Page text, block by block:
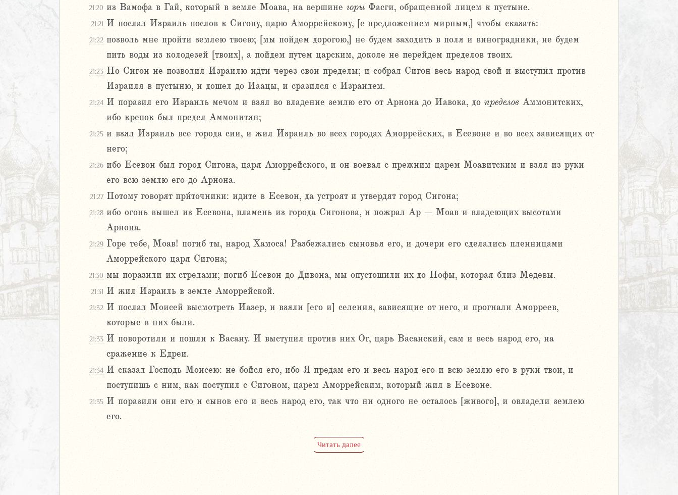
21:20 из Вамофа в Гай, который в земле Моава, на вершине горы Фасги, обращенной лицем к пустыне.
21:21 И послал Израиль послов к Сигону, царю Аморрейскому, [с предложением мирным,] чтобы сказать:
21:22 позволь мне пройти землею твоею; [мы пойдем дорогою,] не будем заходить в поля и виноградники, не будем
пить воды из колодезей [твоих], а пойдем путем царским, доколе не перейдем пределов твоих.
21:23 Но Сигон не позволил Израилю идти через свои пределы; и собрал Сигон весь народ свой и выступил против
Израиля в пустыню, и дошел до Иаацы, и сразился с Израилем.
21:24 И поразил его Израиль мечом и взял во владение землю его от Арнона до Иавока, до пределов Аммонитских,
ибо крепок был предел Аммонитян;
21:25 и взял Израиль все города сии, и жил Израиль во всех городах Аморрейских, в Есевоне и во всех зависящих от
него;
21:26 ибо Есевон был город Сигона, царя Аморрейского, и он воевал с прежним царем Моавитским и взял из руки
его всю землю его до Арнона.
21:27 Потому говорят при́точники: идите в Есевон, да устроят и утвердят город Сигона;
21:28 ибо огонь вышел из Есевона, пламень из города Сигонова, и пожрал Ар – Моав и владеющих высотами
Арнона.
21:29 Горе тебе, Моав! погиб ты, народ Хамоса! Разбежались сыновья его, и дочери его сделались пленницами
Аморрейского царя Сигона;
21:30 мы поразили их стрелами; погиб Есевон до Дивона, мы опустошили их до Нофы, которая близ Медевы.
21:31 И жил Израиль в земле Аморрейской.
21:32 И послал Моисей высмотреть Иазер, и взяли [его и] селения, зависящие от него, и прогнали Аморреев,
которые в них были.
21:33 И поворотили и пошли к Васану. И выступил против них Ог, царь Васанский, сам и весь народ его, на
сражение к Едреи.
21:34 И сказал Господь Моисею: не бойся его, ибо Я предам его и весь народ его и всю землю его в руки твои, и
поступишь с ним, как поступил с Сигоном, царем Аморрейским, который жил в Есевоне.
21:35 И поразили они его и сынов его и весь народ его, так что ни одного не осталось [живого], и овладели землею
его.
Читать далее